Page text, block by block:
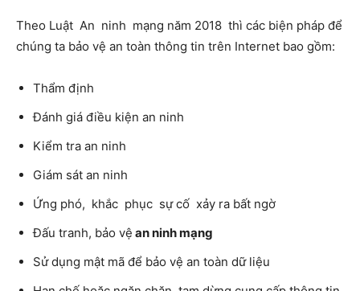
Theo Luật An ninh mạng năm 2018 thì các biện pháp để
chúng ta bảo vệ an toàn thông tin trên Internet bao gồm:
Thẩm định
Đánh giá điều kiện an ninh
Kiểm tra an ninh
Giám sát an ninh
Ứng phó, khắc phục sự cố xảy ra bất ngờ
Đấu tranh, bảo vệ an ninh mạng
Sử dụng mật mã để bảo vệ an toàn dữ liệu